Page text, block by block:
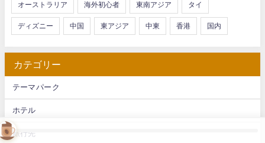
オーストラリア 海外初心者 東南アジア タイ
ディズニー 中国 東アジア 中東 香港 国内
カテゴリー
テーマパーク
ホテル
旅行先